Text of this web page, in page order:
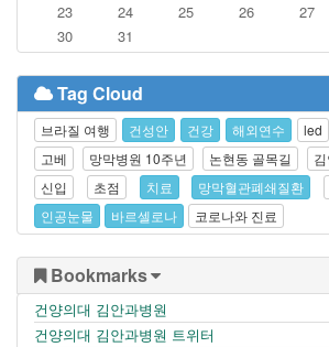
23
24 25 26 27
30
31
Tag Cloud
브라질 여행 건성안 건강 해외연수 led
고베
망막병원 10주년 논현동 골목길
신입
초점 치료 망막혈관폐쇄질환
인공눈물
바르셀로나 코로나와 진료
Bookmarks
건양의대 김안과병원
건양의대 김안과병원 트위터